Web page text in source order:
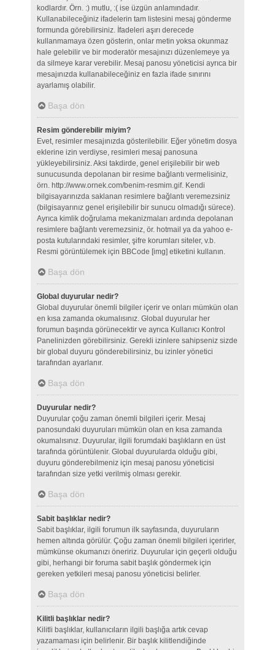
kodlardır. Örn. :) mutlu, :( ise üzgün anlamındadır.
Kullanabileceğiniz ifadelerin tam listesini mesaj gönderme
formunda görebilirsiniz. İfadeleri aşırı derecede
kullanmamaya özen gösterin, onlar metin yoksa okunmaz
hale gelebilir ve bir moderatör mesajınızı düzenlemeye ya
da silmeye karar verebilir. Mesaj panosu yöneticisi ayrıca bir
mesajınızda kullanabileceğiniz en fazla ifade sınırını
ayarlamış olabilir.
Başa dön
Resim gönderebilir miyim?
Evet, resimler mesajınızda gösterilebilir. Eğer yönetim dosya
eklerine izin verdiyse, resimleri mesaj panosuna
yükleyebilirsiniz. Aksi takdirde, genel erişilebilir bir web
sunucusunda depolanan bir resime bağlantı vermelisiniz,
örn. http://www.ornek.com/benim-resmim.gif. Kendi
bilgisayarınızda saklanan resimlere bağlantı veremezsiniz
(bilgisayarınız genel erişilebilir bir sunucu olmadığı sürece).
Ayrıca kimlik doğrulama mekanizmaları ardında depolanan
resimlere bağlantı veremezsiniz, ör. hotmail ya da yahoo e-
posta kutularındaki resimler, şifre korumları siteler, v.b.
Resmi görüntülemek için BBCode [img] etiketini kullanın.
Başa dön
Global duyurular nedir?
Global duyurular önemli bilgiler içerir ve onları mümkün olan
en kısa zamanda okumalısınız. Global duyurular her
forumun başında görünecektir ve ayrıca Kullanıcı Kontrol
Panelinizden görebilirsiniz. Gerekli izinlere sahipseniz sizde
bir global duyuru gönderebilirsiniz, bu izinler yönetici
tarafından ayarlanır.
Başa dön
Duyurular nedir?
Duyurular çoğu zaman önemli bilgileri içerir. Mesaj
panosundaki duyuruları mümkün olan en kısa zamanda
okumalısınız. Duyurular, ilgili forumdaki başlıkların en üst
tarafında görüntülenir. Global duyurularda olduğu gibi,
duyuru gönderebilmeniz için mesaj panosu yöneticisi
tarafından size yetki verilmiş olması gerekir.
Başa dön
Sabit başlıklar nedir?
Sabit başlıklar, ilgili forumun ilk sayfasında, duyuruların
hemen altında görülür. Çoğu zaman önemli bilgileri içerirler,
mümkünse okumanızı öneririz. Duyurular için geçerli olduğu
gibi, herhangi bir foruma sabit başlık göndermek için
gereken yetkileri mesaj panosu yöneticisi belirler.
Başa dön
Kilitli başlıklar nedir?
Kilitli başlıklar, kullanıcıların ilgili başlığa artık cevap
yazamaması için belirlenir. Bir başlık kilitlendiğinde